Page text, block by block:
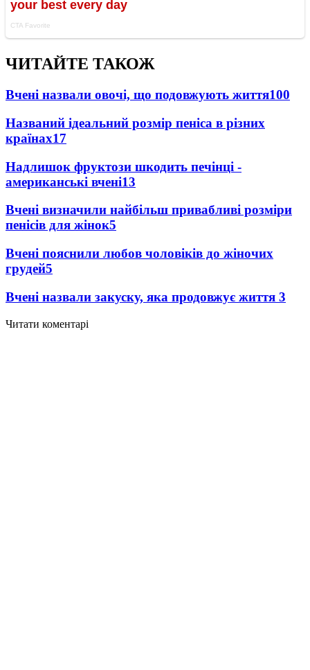
ЧИТАЙТЕ ТАКОЖ
Вчені назвали овочі, що подовжують життя100
Названий ідеальний розмір пеніса в різних
країнах17
Надлишок фруктози шкодить печінці -
американські вчені13
Вчені визначили найбільш привабливі розміри
пенісів для жінок5
Вчені пояснили любов чоловіків до жіночих
грудей5
Вчені назвали закуску, яка продовжує життя 3
Читати коментарі